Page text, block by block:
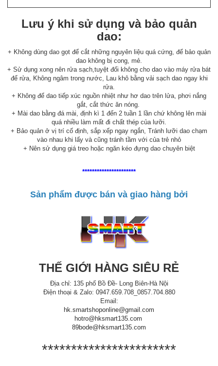
Lưu ý khi sử dụng và bảo quản
dao:
+ Không dùng dao gọt để cắt những nguyên liệu quá cứng, để bảo quản
dao không bị cong, mẻ.
+ Sử dụng xong nên rửa sạch,tuyệt đối không cho dao vào máy rửa bát
để rửa, Không ngâm trong nước, Lau khô bằng vải sạch dao ngay khi
rửa.
+ Không để dao tiếp xúc nguồn nhiệt như hơ dao trên lửa, phơi nắng
gắt, cắt thức ăn nóng.
+ Mài dao bằng đá mài, định kì 1 đến 2 tuần 1 lần chứ không lên mài
quá nhiều làm mất đi chất thép của lưỡi.
+ Bảo quản ở vị trí cố định, sắp xếp ngay ngắn, Tránh lưỡi dao chạm
vào nhau khi lấy và cũng tránh tầm với của trẻ nhỏ
+ Nên sử dụng giá treo hoặc ngăn kéo đựng dao chuyên biệt
**********************
Sản phẩm được bán và giao hàng bởi
THẾ GIỚI HÀNG SIÊU RẺ
Địa chỉ: 135 phố Bồ Đề- Long Biên-Hà Nội
Điện thoại & Zalo: 0947.659.708_0857.704.880
Email:
hk.smartshoponline@gmail.com
hotro@hksmart135.com
89bode@hksmart135.com
***********************